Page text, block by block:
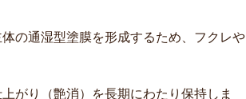
の通湿型塗膜を形成するため、フクレや
がり（艶消）を長期にわたり保持しま